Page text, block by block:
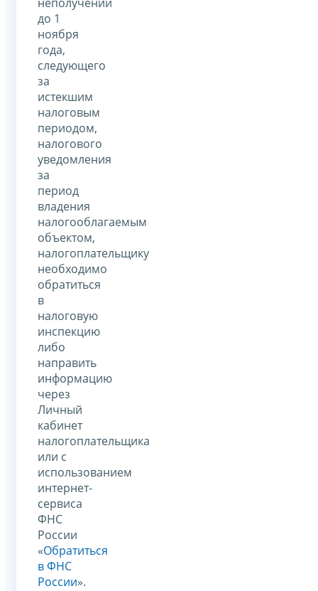
неполучении
до 1
ноября
года,
следующего
за
истекшим
налоговым
периодом,
налогового
уведомления
за
период
владения
налогооблагаемым
объектом,
налогоплательщику
необходимо
обратиться
в
налоговую
инспекцию
либо
направить
информацию
через
Личный
кабинет
налогоплательщика
или с
использованием
интернет-
сервиса
ФНС
России
«Обратиться
в ФНС
России».